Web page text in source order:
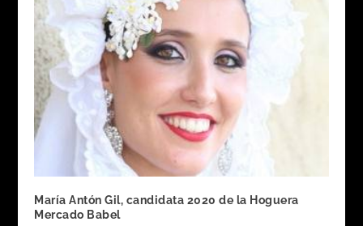
María Antón Gil, candidata 2020 de la Hoguera
Mercado Babel